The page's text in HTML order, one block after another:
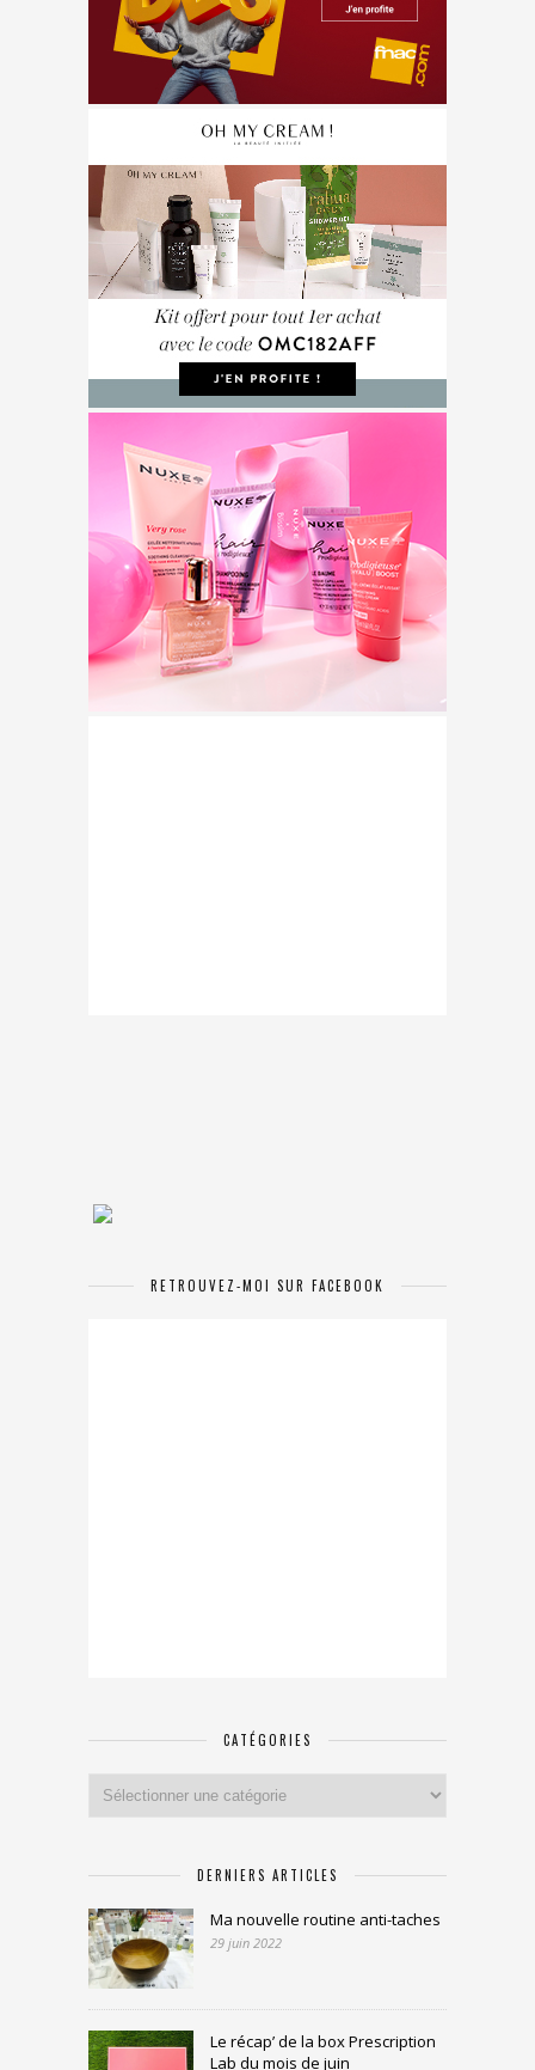
RETROUVEZ-MOI SUR FACEBOOK
CATÉGORIES
DERNIERS ARTICLES
Ma nouvelle routine anti-taches
29 juin 2022
Le récap’ de la box Prescription
Lab du mois de juin